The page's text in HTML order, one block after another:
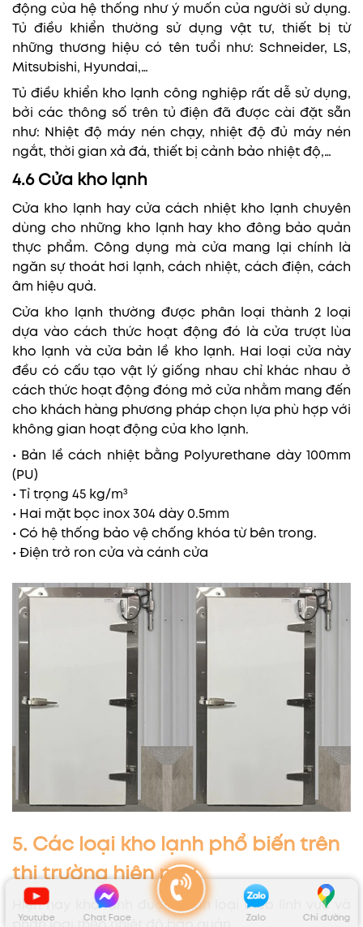
Youtube Chat Face Zalo Chỉ đường
động của hệ thống như ý muốn của người sử dụng.
Tủ điều khiển thường sử dụng vật tư, thiết bị từ
những thương hiệu có tên tuổi như: Schneider, LS,
Mitsubishi, Hyundai,…
Tủ điều khiển kho lạnh công nghiệp rất dễ sử dụng,
bởi các thông số trên tủ điện đã được cài đặt sẵn
như: Nhiệt độ máy nén chạy, nhiệt độ đủ máy nén
ngắt, thời gian xả đá, thiết bị cảnh bảo nhiệt độ,…
4.6 Cửa kho lạnh
Cửa kho lạnh hay cửa cách nhiệt kho lạnh chuyên
dùng cho những kho lạnh hay kho đông bảo quản
thực phẩm. Công dụng mà cửa mang lại chính là
ngăn sự thoát hơi lạnh, cách nhiệt, cách điện, cách
âm hiệu quả.
Cửa kho lạnh thường được phân loại thành 2 loại
dựa vào cách thức hoạt động đó là cửa trượt lùa
kho lạnh và cửa bản lề kho lạnh. Hai loại cửa này
đều có cấu tạo vật lý giống nhau chỉ khác nhau ở
cách thức hoạt động đóng mở cửa nhằm mang đến
cho khách hàng phương pháp chọn lựa phù hợp với
không gian hoạt động của kho lạnh.
• Bản lề cách nhiệt bằng Polyurethane dày 100mm
(PU)
• Tỉ trọng 45 kg/m³
• Hai mặt bọc inox 304 dày 0.5mm
• Có hệ thống bảo vệ chống khóa từ bên trong.
• Điện trở ron cửa và cánh cửa
5. Các loại kho lạnh phổ biến trên
thị trường hiện nay
Hiện nay kho lạnh được phân loại theo lĩnh vực và